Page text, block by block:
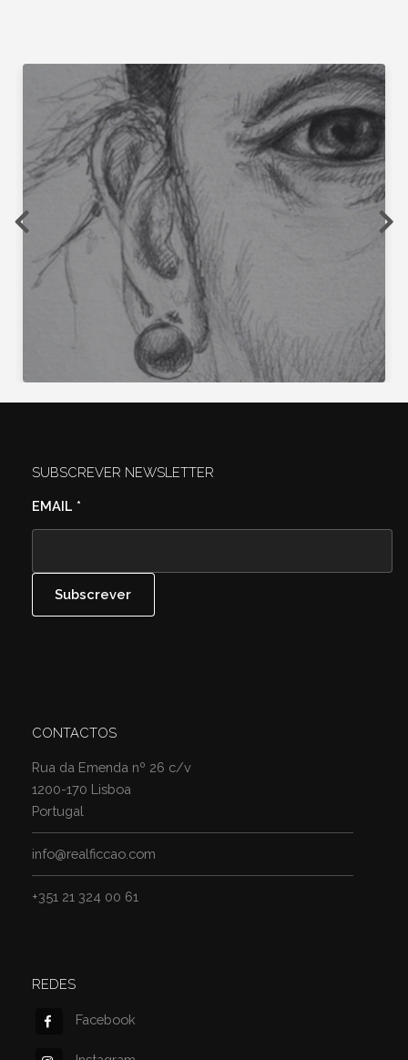
SUBSCREVER NEWSLETTER
EMAIL *
CONTACTOS
Rua da Emenda nº 26 c/v
1200-170 Lisboa
Portugal
info@realficcao.com
+351 21 324 00 61
REDES
Facebook